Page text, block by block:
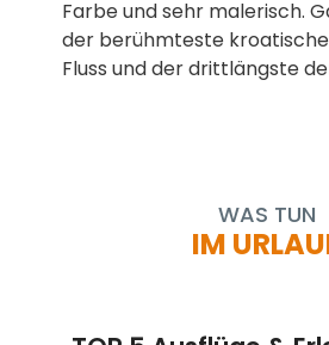
Farbe und sehr malerisch.
der berühmteste
Fluss und der drittlängste
WAS TUN
IM